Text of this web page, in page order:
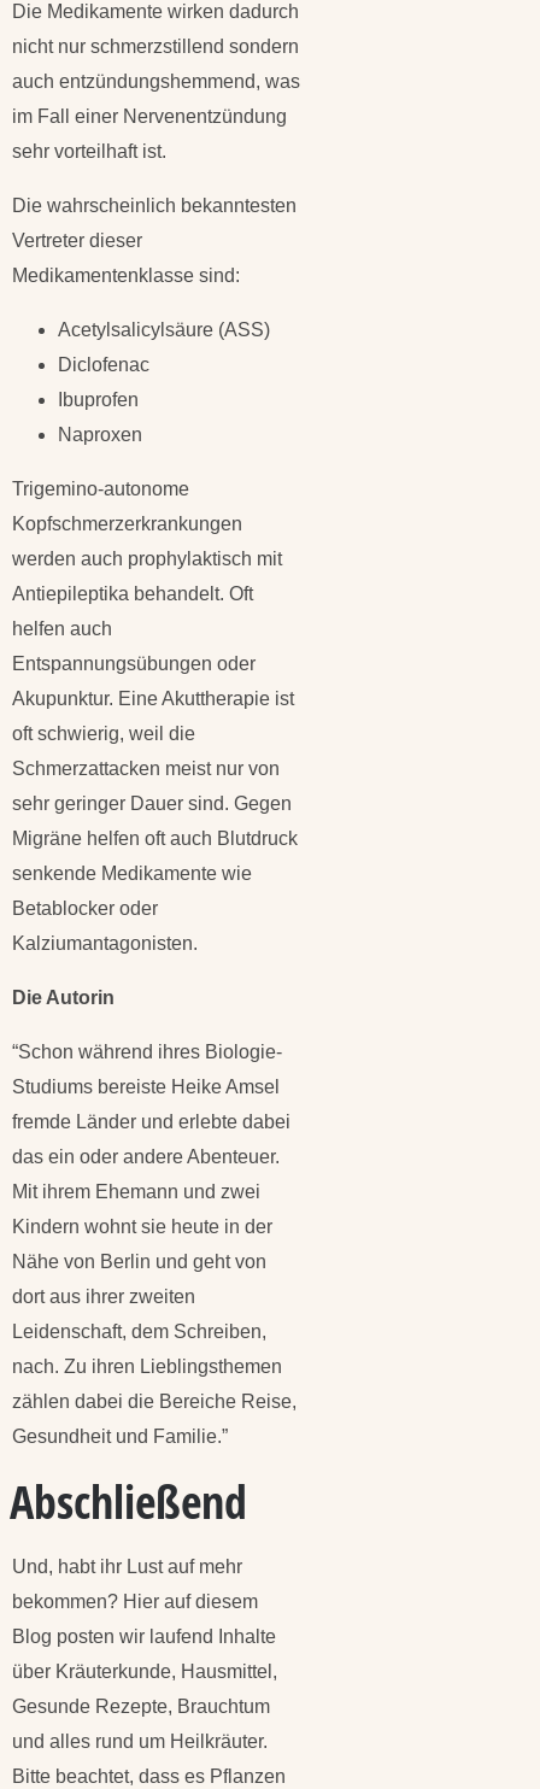
Die Medikamente wirken dadurch
nicht nur schmerzstillend sondern
auch entzündungshemmend, was
im Fall einer Nervenentzündung
sehr vorteilhaft ist.
Die wahrscheinlich bekanntesten
Vertreter dieser
Medikamentenklasse sind:
Acetylsalicylsäure (ASS)
Diclofenac
Ibuprofen
Naproxen
Trigemino-autonome
Kopfschmerzerkrankungen
werden auch prophylaktisch mit
Antiepileptika behandelt. Oft
helfen auch
Entspannungsübungen oder
Akupunktur. Eine Akuttherapie ist
oft schwierig, weil die
Schmerzattacken meist nur von
sehr geringer Dauer sind. Gegen
Migräne helfen oft auch Blutdruck
senkende Medikamente wie
Betablocker oder
Kalziumantagonisten.
Die Autorin
“Schon während ihres Biologie-
Studiums bereiste Heike Amsel
fremde Länder und erlebte dabei
das ein oder andere Abenteuer.
Mit ihrem Ehemann und zwei
Kindern wohnt sie heute in der
Nähe von Berlin und geht von
dort aus ihrer zweiten
Leidenschaft, dem Schreiben,
nach. Zu ihren Lieblingsthemen
zählen dabei die Bereiche Reise,
Gesundheit und Familie.”
Abschließend
Und, habt ihr Lust auf mehr
bekommen? Hier auf diesem
Blog posten wir laufend Inhalte
über Kräuterkunde, Hausmittel,
Gesunde Rezepte, Brauchtum
und alles rund um Heilkräuter.
Bitte beachtet, dass es Pflanzen